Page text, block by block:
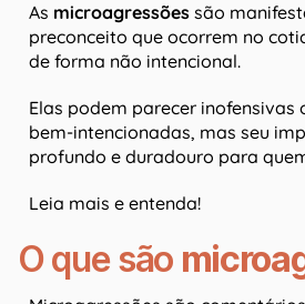
As microagressões são
preconceito que ocorrem no
de forma não intencional.
Elas podem parecer inofensivas
bem-intencionadas, mas seu
profundo e duradouro para
Leia mais e entenda!
O que são